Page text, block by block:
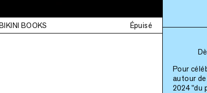
BOOKS Épuisé
Pour
autour
2024 "du